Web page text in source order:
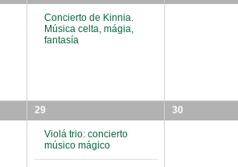
Concierto de Kinnia.
Música celta, mágia,
fantasía
29
Violá trio: concierto
músico mágico
30